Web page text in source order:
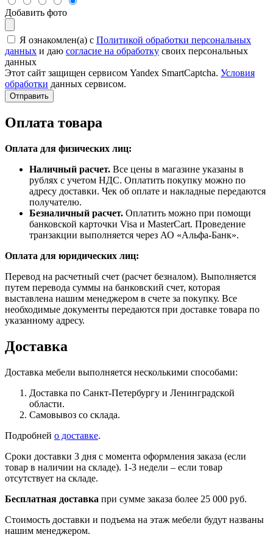
Добавить фото
Я ознакомлен(а) с Политикой обработки персональных
данных и даю согласие на обработку своих персональных
данных
Этот сайт защищен сервисом Yandex SmartCaptcha. Условия
обработки данных сервисом.
Отправить
Оплата товара
Оплата для физических лиц:
Наличный расчет. Все цены в магазине указаны в
рублях с учетом НДС. Оплатить покупку можно по
адресу доставки. Чек об оплате и накладные передаются
получателю.
Безналичный расчет. Оплатить можно при помощи
банковской карточки Visa и MasterCart. Проведение
транзакции выполняется через АО «Альфа-Банк».
Оплата для юридических лиц:
Перевод на расчетный счет (расчет безналом). Выполняется
путем перевода суммы на банковский счет, которая
выставлена нашим менеджером в счете за покупку. Все
необходимые документы передаются при доставке товара по
указанному адресу.
Доставка
Доставка мебели выполняется несколькими способами:
Доставка по Санкт-Петербургу и Ленинградской
области.
Самовывоз со склада.
Подробней о доставке.
Сроки доставки 3 дня с момента оформления заказа (если
товар в наличии на складе). 1-3 недели – если товар
отсутствует на складе.
Бесплатная доставка при сумме заказа более 25 000 руб.
Стоимость доставки и подъема на этаж мебели будут названы
нашим менеджером.